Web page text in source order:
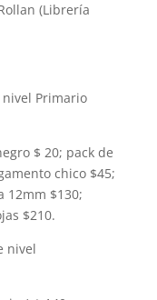
(Librería
Primario
$ 20; pack de
chico $45;
12mm $130;
$210.
nivel